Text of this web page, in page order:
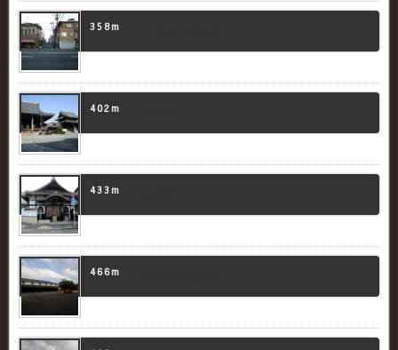
358m
402m
433m
466m